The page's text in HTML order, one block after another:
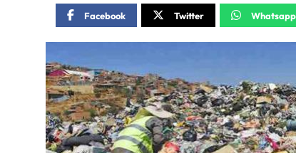
Facebook Twitter Whatsapp